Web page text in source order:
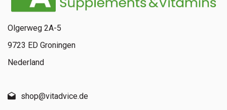
Olgerweg 2A-5
9723 ED Groningen
Nederland
shop@vitadvice.de